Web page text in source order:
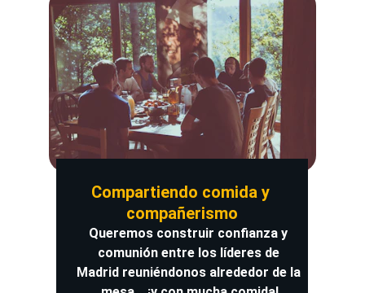
Compartiendo comida y
compañerismo
Queremos construir confianza y
comunión entre los líderes de
Madrid reuniéndonos alrededor de la